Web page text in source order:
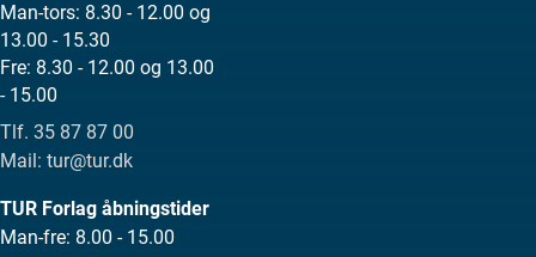
Man-tors: 8.30 - 12.00 og
13.00 - 15.30
Fre: 8.30 - 12.00 og 13.00
- 15.00
Tlf. 35 87 87 00
Mail: tur@tur.dk
TUR Forlag åbningstider
Man-fre: 8.00 - 15.00